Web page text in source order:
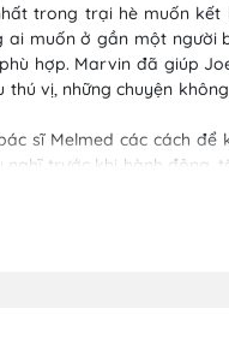
trong trại hè muốn kết
muốn ở gần một người
hợp. Marvin đã giúp
vị, những chuyện
sĩ Melmed các cách
nghĩ trước khi hành